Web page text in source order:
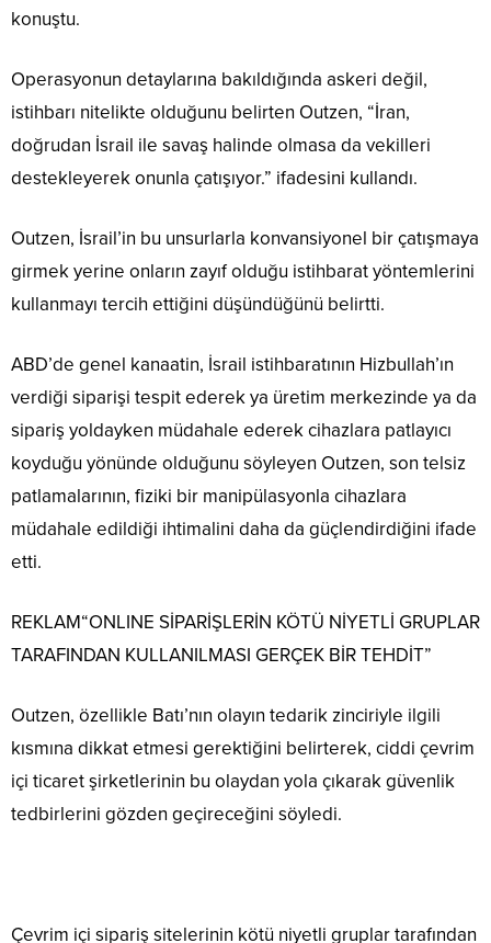
konuştu.
Operasyonun detaylarına bakıldığında askeri değil,
istihbarı nitelikte olduğunu belirten Outzen, “İran,
doğrudan İsrail ile savaş halinde olmasa da vekilleri
destekleyerek onunla çatışıyor.” ifadesini kullandı.
Outzen, İsrail’in bu unsurlarla konvansiyonel bir çatışmaya
girmek yerine onların zayıf olduğu istihbarat yöntemlerini
kullanmayı tercih ettiğini düşündüğünü belirtti.
ABD’de genel kanaatin, İsrail istihbaratının Hizbullah’ın
verdiği siparişi tespit ederek ya üretim merkezinde ya da
sipariş yoldayken müdahale ederek cihazlara patlayıcı
koyduğu yönünde olduğunu söyleyen Outzen, son telsiz
patlamalarının, fiziki bir manipülasyonla cihazlara
müdahale edildiği ihtimalini daha da güçlendirdiğini ifade
etti.
REKLAM“ONLINE SİPARİŞLERİN KÖTÜ NİYETLİ GRUPLAR
TARAFINDAN KULLANILMASI GERÇEK BİR TEHDİT”
Outzen, özellikle Batı’nın olayın tedarik zinciriyle ilgili
kısmına dikkat etmesi gerektiğini belirterek, ciddi çevrim
içi ticaret şirketlerinin bu olaydan yola çıkarak güvenlik
tedbirlerini gözden geçireceğini söyledi.
Çevrim içi sipariş sitelerinin kötü niyetli gruplar tarafından